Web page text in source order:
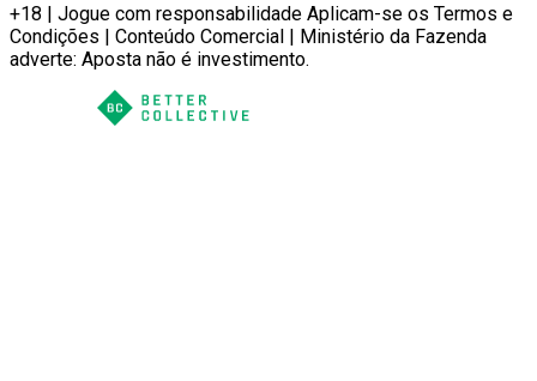
+18 | Jogue com responsabilidade Aplicam-se os Termos e
Condições | Conteúdo Comercial | Ministério da Fazenda
adverte: Aposta não é investimento.